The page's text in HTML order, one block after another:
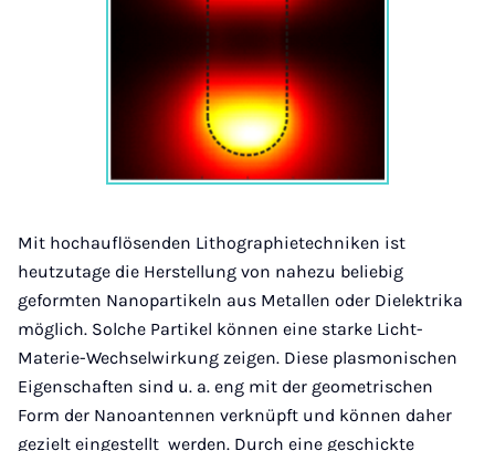
Mit hochauflösenden Lithographietechniken ist
heutzutage die Herstellung von nahezu beliebig
geformten Nanopartikeln aus Metallen oder Dielektrika
möglich. Solche Partikel können eine starke Licht-
Materie-Wechselwirkung zeigen. Diese plasmonischen
Eigenschaften sind u. a. eng mit der geometrischen
Form der Nanoantennen verknüpft und können daher
gezielt eingestellt werden. Durch eine geschickte